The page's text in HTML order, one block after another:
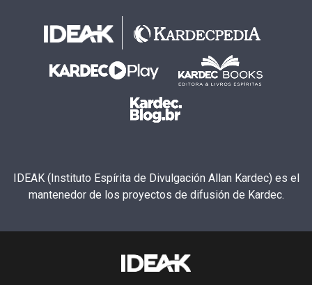
IDEAK (Instituto Espírita de Divulgación Allan Kardec) es el
mantenedor de los proyectos de difusión de Kardec.